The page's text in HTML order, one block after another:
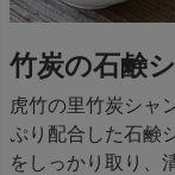
竹炭の石鹸
虎竹の里竹炭シャ
ぷり配合した石鹸
をしっかり取り、